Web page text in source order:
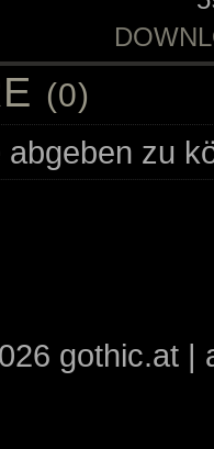
(0)
zu
gothic.at |